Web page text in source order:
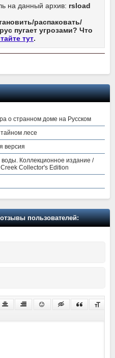
на данный архив: rsload
распаковать/
пугает угрозами? Что
тут.
о странном доме на Русском
лесе
версия
Коллекционное издание /
Collector's Edition
пользователей: